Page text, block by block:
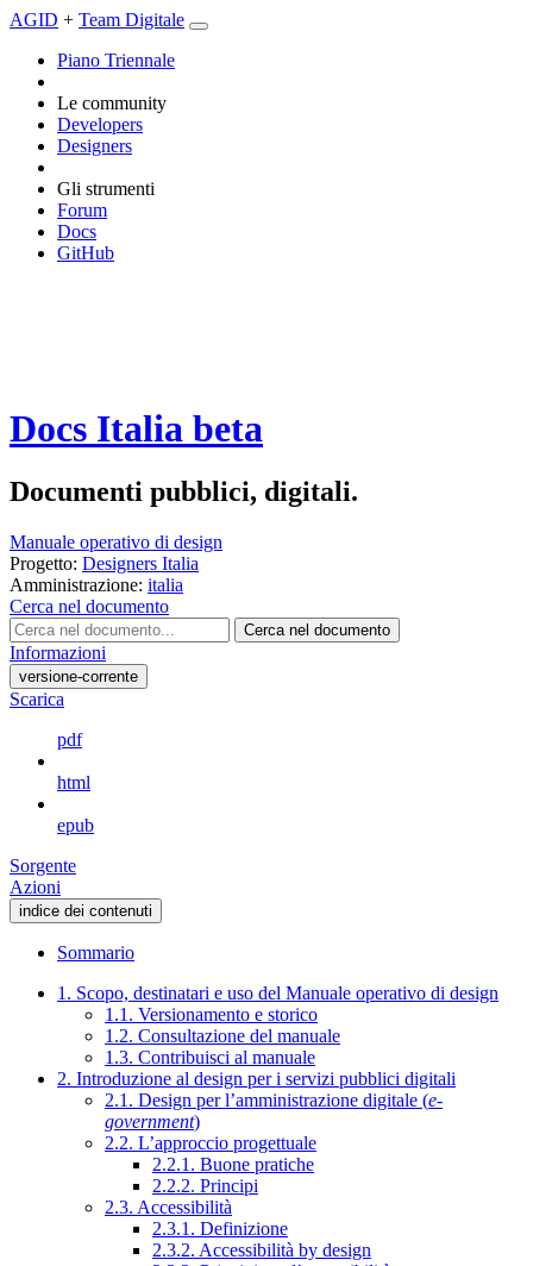
AGID + Team Digitale
Piano Triennale
Le community
Developers
Designers
Gli strumenti
Forum
Docs
GitHub
Docs Italia beta
Documenti pubblici, digitali.
Manuale operativo di design
Progetto: Designers Italia
Amministrazione: italia
Cerca nel documento
Cerca nel documento
Informazioni
versione-corrente
Scarica
pdf
html
epub
Sorgente
Azioni
indice dei contenuti
Sommario
1. Scopo, destinatari e uso del Manuale operativo di design
1.1. Versionamento e storico
1.2. Consultazione del manuale
1.3. Contribuisci al manuale
2. Introduzione al design per i servizi pubblici digitali
2.1. Design per l’amministrazione digitale (e-
government)
2.2. L’approccio progettuale
2.2.1. Buone pratiche
2.2.2. Principi
2.3. Accessibilità
2.3.1. Definizione
2.3.2. Accessibilità by design